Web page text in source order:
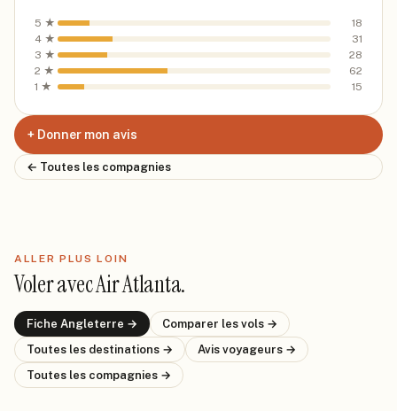
5 ★
18
4 ★
31
3 ★
28
2 ★
62
1 ★ 15
+ Donner mon avis
← Toutes les compagnies
ALLER PLUS LOIN
Voler avecAir Atlanta.
Fiche Angleterre →
Comparer les vols →
Toutes les destinations →
Avis voyageurs →
Toutes les compagnies →